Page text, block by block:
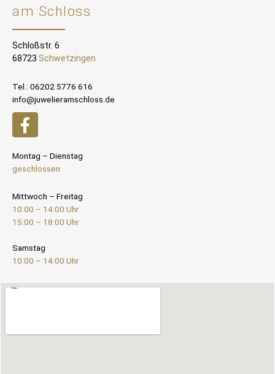
am Schloss
Schloßstr. 6
68723 Schwetzingen
Tel.: 06202 5776 616
info@juwelieramschloss.de
Montag – Dienstag
geschlossen
Mittwoch – Freitag
10:00 – 14:00 Uhr
15:00 – 18:00 Uhr
Samstag
10:00 – 14:00 Uhr